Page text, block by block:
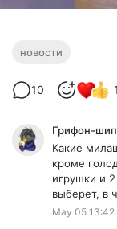
новости
10
Грифон-
Какие
кроме
игрушки и
выберет, в
May 05 13:42